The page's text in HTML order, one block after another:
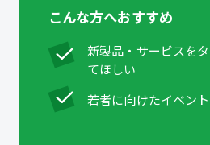
こんな方へおすすめ
新製品・サービスを
てほしい
若者に向けたイベン